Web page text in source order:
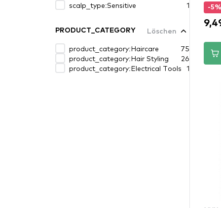
scalp_type:Sensitive
1
PRODUCT_CATEGORY
Löschen
product_category:Haircare
75
product_category:Hair Styling
26
product_category:Electrical Tools
1
-5%